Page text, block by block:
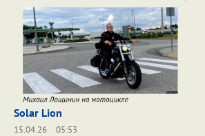
Solar Lion
15.04.26
05:53